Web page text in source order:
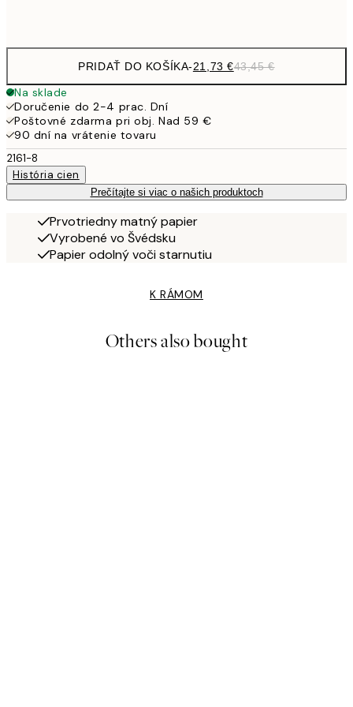
PRIDAŤ DO KOŠÍKA-21,73 €43,45 €
Na sklade
Doručenie do 2-4 prac. Dní
Poštovné zdarma pri obj. Nad 59 €
90 dní na vrátenie tovaru
2161-8
História cien
Prečítajte si viac o našich produktoch
Prvotriedny matný papier
Vyrobené vo Švédsku
Papier odolný voči starnutiu
K RÁMOM
Others also bought